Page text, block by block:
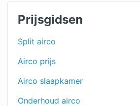
Prijsgidsen
Split airco
Airco prijs
Airco slaapkamer
Onderhoud airco